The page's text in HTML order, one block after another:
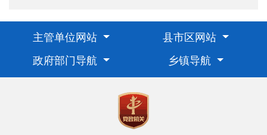
主管单位网站
县市区网站
政府部门导航
乡镇导航